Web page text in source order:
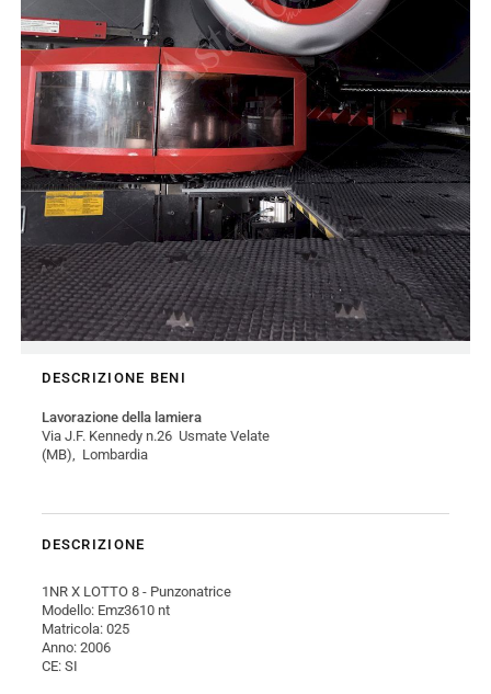
DESCRIZIONE BENI
Lavorazione della lamiera
Via J.F. Kennedy n.26 Usmate Velate
(MB), Lombardia
DESCRIZIONE
1NR X LOTTO 8 - Punzonatrice
Modello: Emz3610 nt
Matricola: 025
Anno: 2006
CE: SI